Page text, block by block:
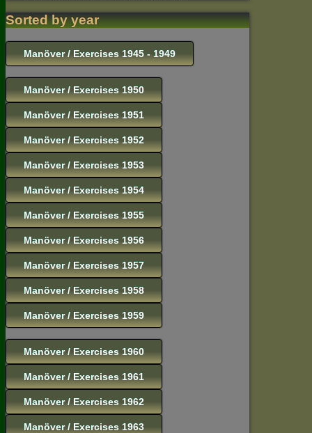
Sorted by year
Manöver / Exercises 1945 - 1949
Manöver / Exercises 1950
Manöver / Exercises 1951
Manöver / Exercises 1952
Manöver / Exercises 1953
Manöver / Exercises 1954
Manöver / Exercises 1955
Manöver / Exercises 1956
Manöver / Exercises 1957
Manöver / Exercises 1958
Manöver / Exercises 1959
Manöver / Exercises 1960
Manöver / Exercises 1961
Manöver / Exercises 1962
Manöver / Exercises 1963